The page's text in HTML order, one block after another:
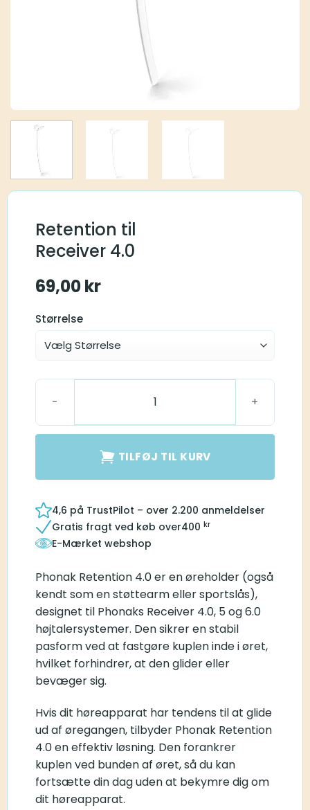
Retention til
Receiver 4.0
69,00kr
Størrelse
Retention til Receiver 4.0 antal
TILFØJ TIL KURV
4,6 på TrustPilot – over 2.200 anmeldelser
Gratis fragt ved køb over400 kr
E-Mærket webshop
Phonak Retention 4.0 er en øreholder (også
kendt som en støttearm eller sportslås),
designet til Phonaks Receiver 4.0, 5 og 6.0
højtalersystemer. Den sikrer en stabil
pasform ved at fastgøre kuplen inde i øret,
hvilket forhindrer, at den glider eller
bevæger sig.
Hvis dit høreapparat har tendens til at glide
ud af øregangen, tilbyder Phonak Retention
4.0 en effektiv løsning. Den forankrer
kuplen ved bunden af øret, så du kan
fortsætte din dag uden at bekymre dig om
dit høreapparat.